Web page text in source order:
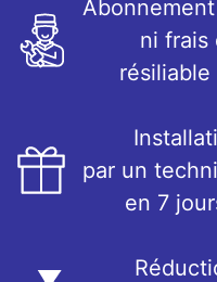
ni frais
par un
en 7